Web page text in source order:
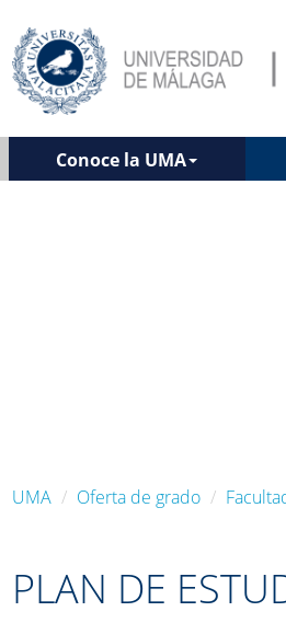
Conoce la UMA
UMA Oferta de grado
PLAN DE